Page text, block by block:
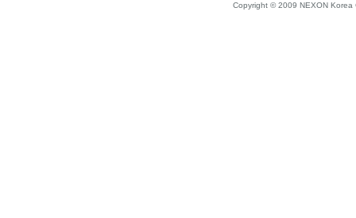
Copyright © 2009 NEXON Korea